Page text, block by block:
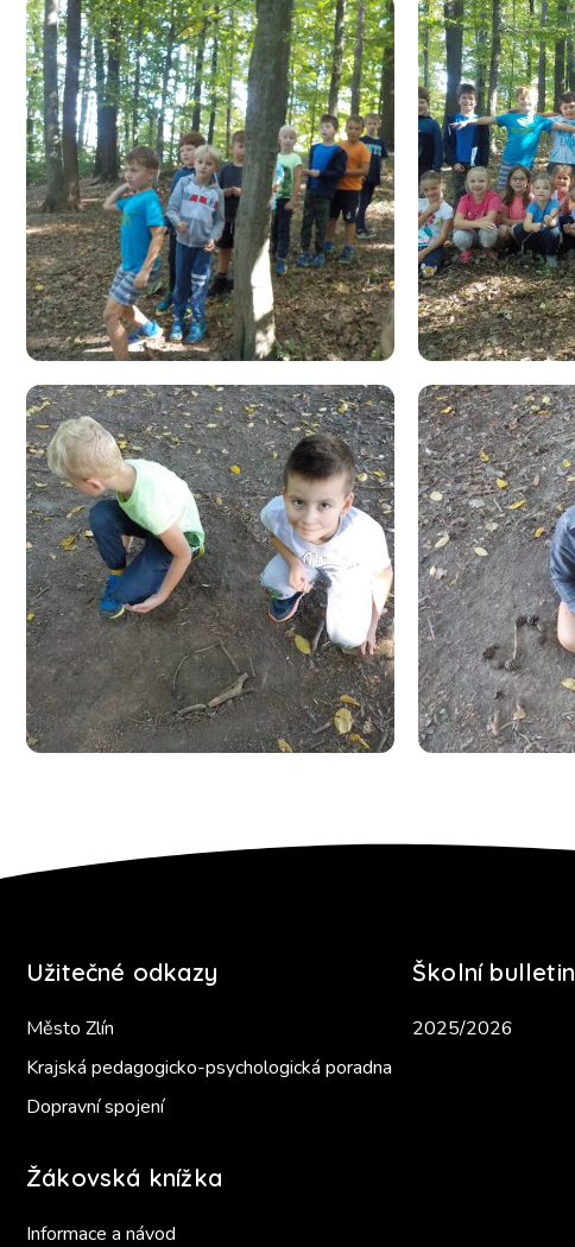
Užitečné odkazy
Město Zlín
Krajská pedagogicko-psychologická poradna
Dopravní spojení
Žákovská knížka
Informace a návod
Školní bulletin
2025/2026